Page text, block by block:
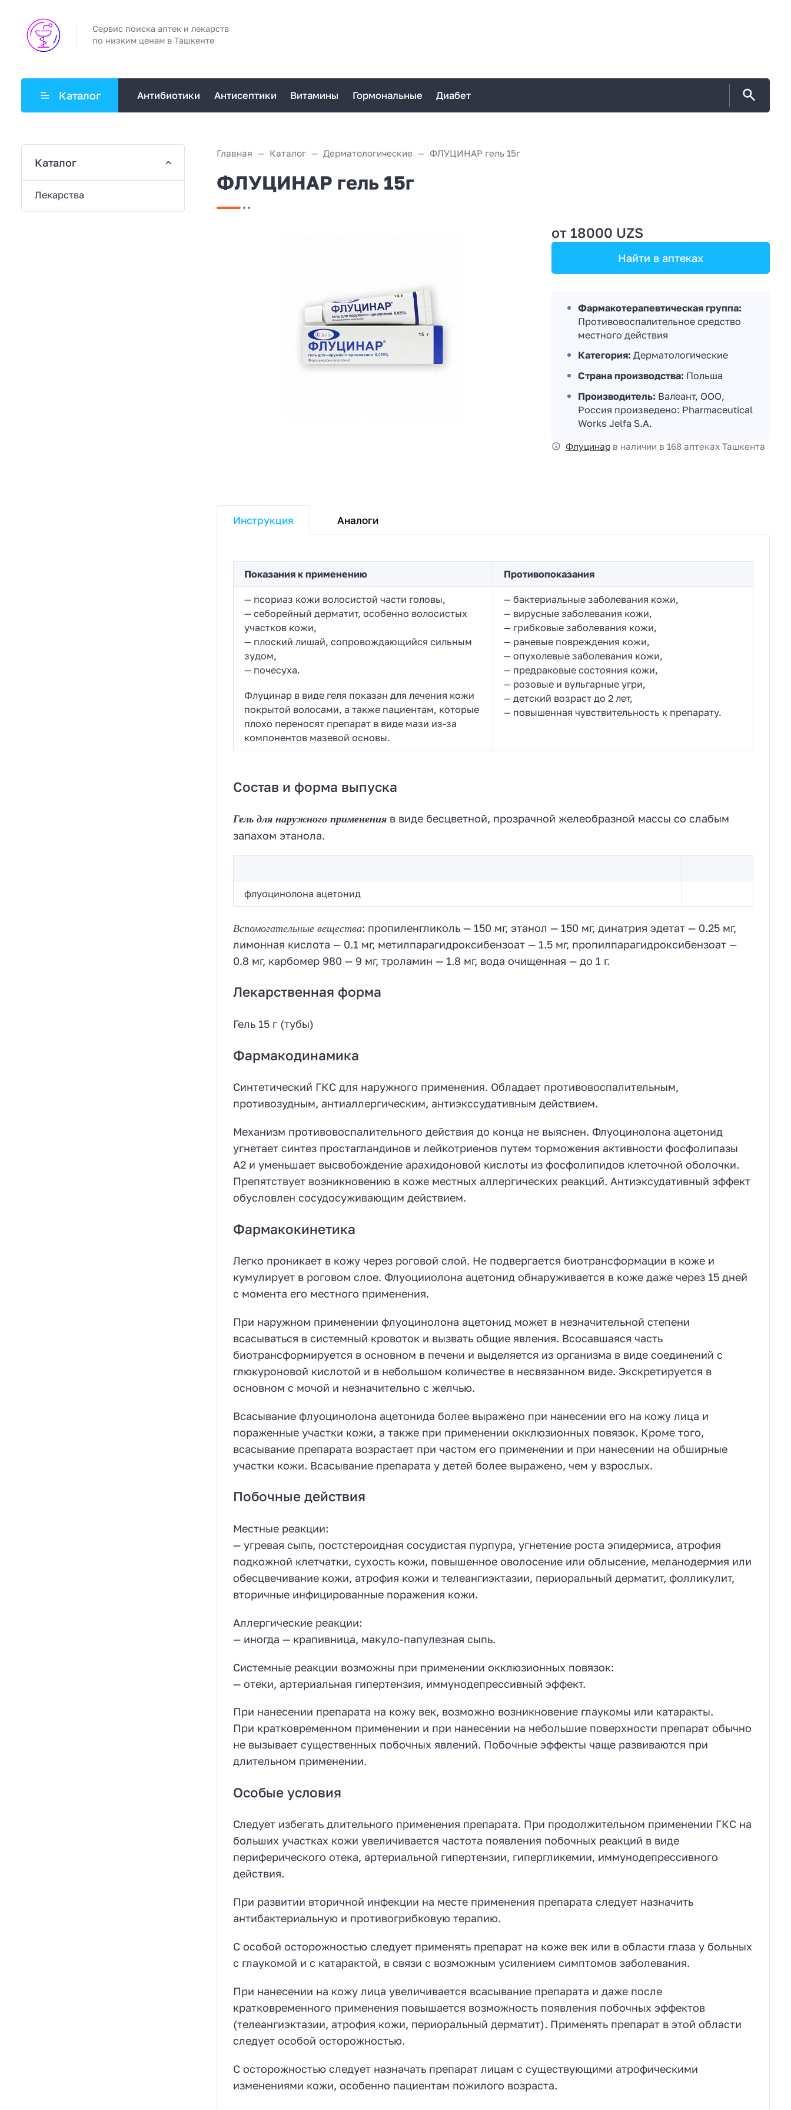
Сервис поиска аптек и лекарств
по низким ценам в Ташкенте
Каталог Антибиотики Антисептики Витамины Гормональные Диабет
Главная Каталог Дерматологические ФЛУЦИНАР гель 15г
ФЛУЦИНАР гель 15г
от 18000 UZS
Найти в аптеках
Фармакотерапевтическая группа:
Противовоспалительное средство
местного действия
Категория: Дерматологические
Страна производства: Польша
Производитель: Валеант, ООО,
Россия произведено: Pharmaceutical
Works Jelfa S.A.
Флуцинарв наличии в 168 аптеках Ташкента
Инструкция Аналоги
Показания к применению Противопоказания
— псориаз кожи волосистой части головы,
— себорейный дерматит, особенно волосистых
участков кожи,
— плоский лишай, сопровождающийся сильным
зудом,
— почесуха.
Флуцинар в виде геля показан для лечения кожи
покрытой волосами, а также пациентам, которые
плохо переносят препарат в виде мази из-за
компонентов мазевой основы.
— бактериальные заболевания кожи,
— вирусные заболевания кожи,
— грибковые заболевания кожи,
— раневые повреждения кожи,
— опухолевые заболевания кожи,
— предраковые состояния кожи,
— розовые и вульгарные угри,
— детский возраст до 2 лет,
— повышенная чувствительность к препарату.
Состав и форма выпуска
Гель для наружного примененияв виде бесцветной, прозрачной желеобразной массы со слабым
запахом этанола.
флуоцинолона ацетонид
Вспомогательные вещества: пропиленгликоль — 150 мг, этанол — 150 мг, динатрия эдетат — 0.25 мг,
лимонная кислота — 0.1 мг, метилпарагидроксибензоат — 1.5 мг, пропилпарагидроксибензоат —
0.8 мг, карбомер 980 — 9 мг, троламин — 1.8 мг, вода очищенная — до 1 г.
Лекарственная форма
Гель 15 г (тубы)
Фармакодинамика
Синтетический ГКС для наружного применения. Обладает противовоспалительным,
противозудным, антиаллергическим, антиэкссудативным действием.
Механизм противовоспалительного действия до конца не выяснен. Флуоцинолона ацетонид
угнетает синтез простагландинов и лейкотриенов путем торможения активности фосфолипазы
А2 и уменьшает высвобождение арахидоновой кислоты из фосфолипидов клеточной оболочки.
Препятствует возникновению в коже местных аллергических реакций. Антиэксудативный эффект
обусловлен сосудосуживающим действием.
Фармакокинетика
Легко проникает в кожу через роговой слой. Не подвергается биотрансформации в коже и
кумулирует в роговом слое. Флуоцииолона ацетонид обнаруживается в коже даже через 15 дней
с момента его местного применения.
При наружном применении флуоцинолона ацетонид может в незначительной степени
всасываться в системный кровоток и вызвать общие явления. Всосавшаяся часть
биотрансформируется в основном в печени и выделяется из организма в виде соединений с
глюкуроновой кислотой и в небольшом количестве в несвязанном виде. Экскретируется в
основном с мочой и незначительно с желчью.
Всасывание флуоцинолона ацетонида более выражено при нанесении его на кожу лица и
пораженные участки кожи, а также при применении окклюзионных повязок. Кроме того,
всасывание препарата возрастает при частом его применении и при нанесении на обширные
участки кожи. Всасывание препарата у детей более выражено, чем у взрослых.
Побочные действия
Местные реакции:
— угревая сыпь, постстероидная сосудистая пурпура, угнетение роста эпидермиса, атрофия
подкожной клетчатки, сухость кожи, повышенное оволосение или облысение, меланодермия или
обесцвечивание кожи, атрофия кожи и телеангиэктазии, периоральный дерматит, фолликулит,
вторичные инфицированные поражения кожи.
Аллергические реакции:
— иногда — крапивница, макуло-папулезная сыпь.
Системные реакции возможны при применении окклюзионных повязок:
— отеки, артериальная гипертензия, иммунодепрессивный эффект.
При нанесении препарата на кожу век, возможно возникновение глаукомы или катаракты.
При кратковременном применении и при нанесении на небольшие поверхности препарат обычно
не вызывает существенных побочных явлений. Побочные эффекты чаще развиваются при
длительном применении.
Особые условия
Следует избегать длительного применения препарата. При продолжительном применении ГКС на
больших участках кожи увеличивается частота появления побочных реакций в виде
периферического отека, артериальной гипертензии, гипергликемии, иммунодепрессивного
действия.
При развитии вторичной инфекции на месте применения препарата следует назначить
антибактериальную и противогрибковую терапию.
С особой осторожностью следует применять препарат на коже век или в области глаза у больных
с глаукомой и с катарактой, в связи с возможным усилением симптомов заболевания.
При нанесении на кожу лица увеличивается всасывание препарата и даже после
кратковременного применения повышается возможность появления побочных эффектов
(телеангиэктазии, атрофия кожи, периоральный дерматит). Применять препарат в этой области
следует особой осторожностью.
С осторожностью следует назначать препарат лицам с существующими атрофическими
изменениями кожи, особенно пациентам пожилого возраста.
Каталог
Лекарства